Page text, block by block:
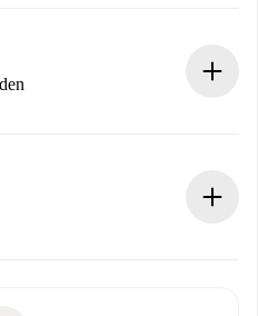
belasten, wenn der
muss, entstehen keine